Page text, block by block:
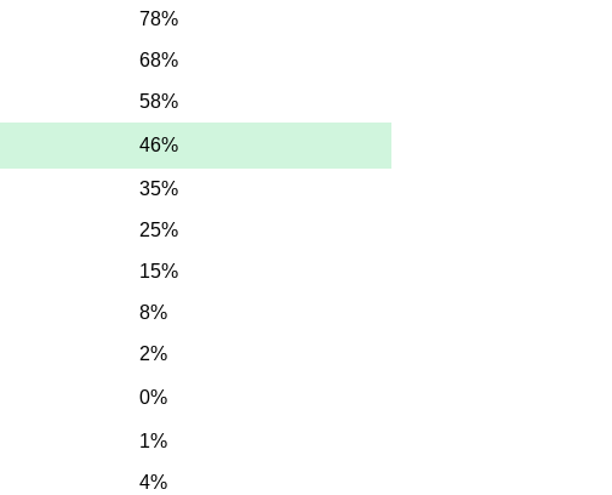
78%
68%
58%
46%
35%
25%
15%
8%
2%
0%
1%
4%